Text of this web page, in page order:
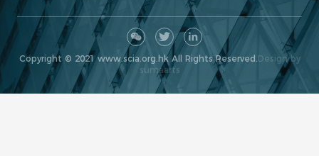
Copyright © 2021 www.scia.org.hk All Rights Reserved. Design by
sumaarts